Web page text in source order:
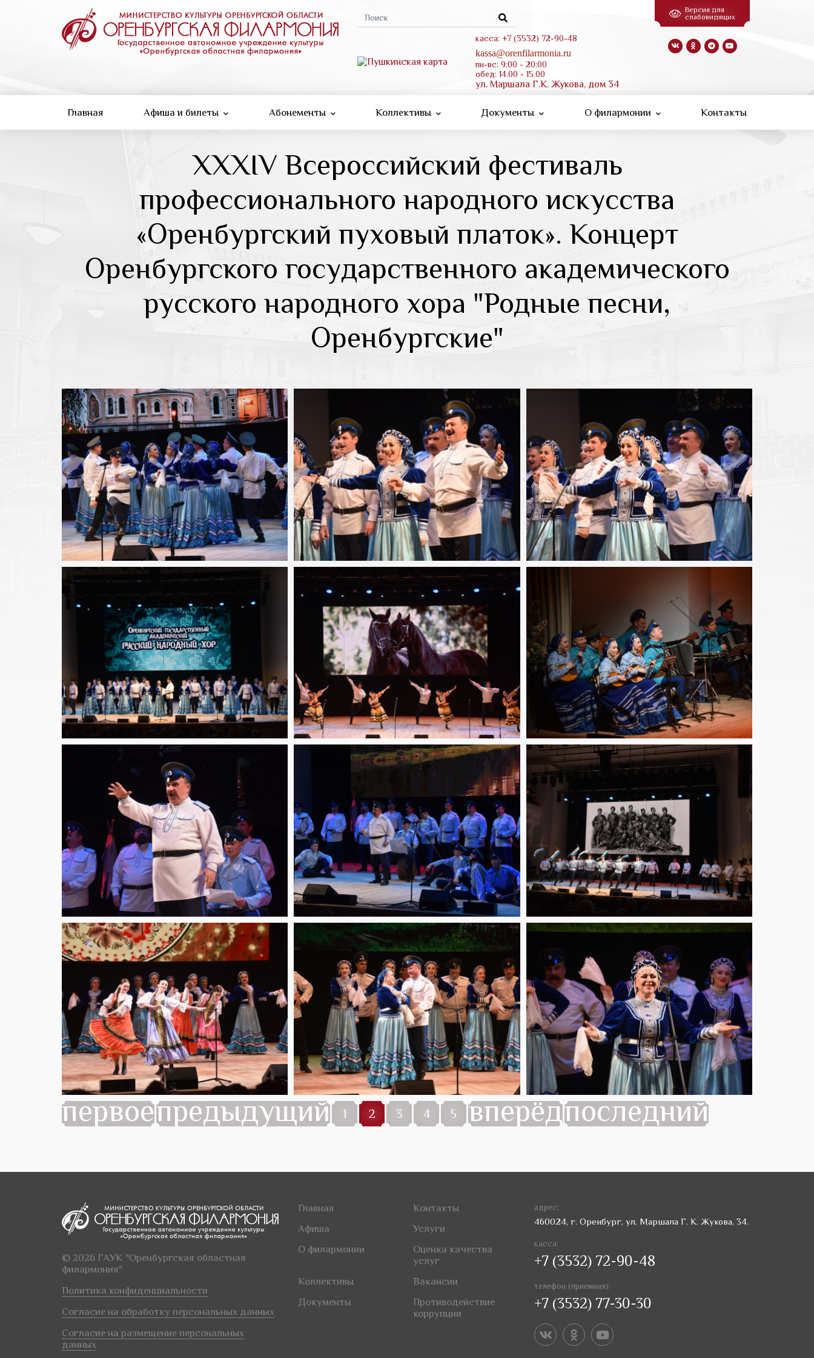
Форма
касса: +7 (3532) 72-90-48
kassa@orenfilarmonia.ru
пн-вс: 9:00 - 20:00
обед: 14.00 - 15.00
ул. Маршала Г.К. Жукова, дом 34
Версия для
слабовидящих
Главная Афиша и билеты Абонементы Коллективы Документы О филармонии Контакты
XXXIV Всероссийский фестиваль
профессионального народного искусства
«Оренбургский пуховый платок». Концерт
Оренбургского государственного академического
русского народного хора "Родные песни,
Оренбургские"
первоепредыдущий 1 2 3 4 5 вперёдпоследний
© 2026 ГАУК "Оренбургская областная
филармония"
Политика конфиденциальности
Согласие на обработку персональных данных
Согласие на размещение персональных
данных
Главная
Контакты
Афиша
Услуги
О филармонии
Оценка качества
услуг
Коллективы
Вакансии
Документы
Противодействие
коррупции
адрес:
460024, г. Оренбург, ул. Маршала Г. К. Жукова, 34.
касса:
+7 (3532) 72-90-48
телефон (приемная):
+7 (3532) 77-30-30